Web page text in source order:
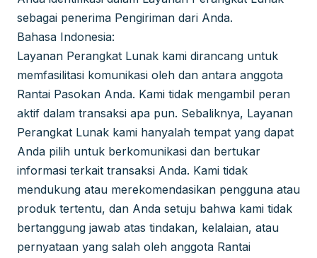
sebagai penerima Pengiriman dari Anda.
Bahasa Indonesia:
Layanan Perangkat Lunak kami dirancang untuk
memfasilitasi komunikasi oleh dan antara anggota
Rantai Pasokan Anda. Kami tidak mengambil peran
aktif dalam transaksi apa pun. Sebaliknya, Layanan
Perangkat Lunak kami hanyalah tempat yang dapat
Anda pilih untuk berkomunikasi dan bertukar
informasi terkait transaksi Anda. Kami tidak
mendukung atau merekomendasikan pengguna atau
produk tertentu, dan Anda setuju bahwa kami tidak
bertanggung jawab atas tindakan, kelalaian, atau
pernyataan yang salah oleh anggota Rantai